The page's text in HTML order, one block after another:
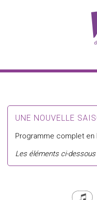
UNE NOUVELLE
Programme complet en
Les éléments ci-